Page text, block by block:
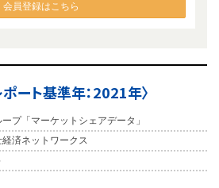
会員登録はこちら
ート基準年：2021年〉
プ「マーケットシェアデータ」
済ネットワークス